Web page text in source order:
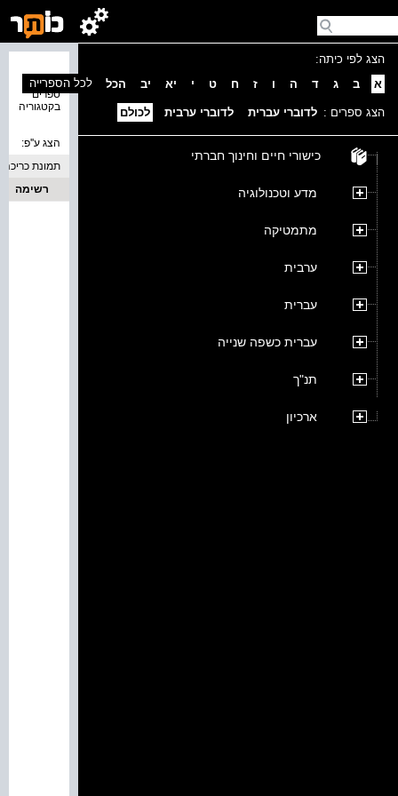
הצג לפי כיתה:
א
ב ג ד ה ו ז ח ט י יא יב הכל
הצג ספרים : לדוברי עברית לדוברי ערבית לכולם
כישורי חיים וחינוך חברתי
מדע וטכנולוגיה
מתמטיקה
ערבית
עברית
עברית כשפה שנייה
תנ"ך
ארכיון
ספרים
בקטגוריה
לכל הספרייה
הצג ע''פ:
תמונת כריכה
רשימה